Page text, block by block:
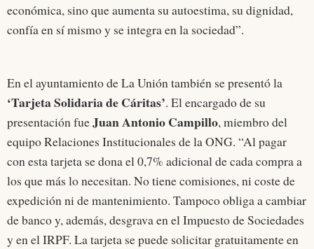
económica, sino que aumenta su autoestima, su dignidad,
confía en sí mismo y se integra en la sociedad”.
En el ayuntamiento de La Unión también se presentó la
‘Tarjeta Solidaria de Cáritas’. El encargado de su
presentación fueJuan Antonio Campillo, miembro del
equipo Relaciones Institucionales de la ONG. “Al pagar
con esta tarjeta se dona el 0,7% adicional de cada compra a
los que más lo necesitan. No tiene comisiones, ni coste de
expedición ni de mantenimiento. Tampoco obliga a cambiar
de banco y, además, desgrava en el Impuesto de Sociedades
y en el IRPF. La tarjeta se puede solicitar gratuitamente en